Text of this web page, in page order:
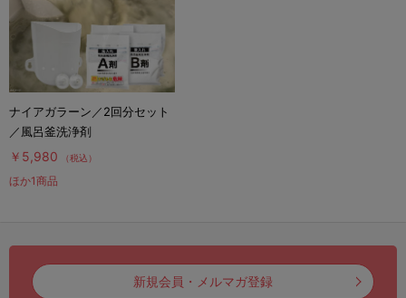
ナイアガラーン／2回分セット
／風呂釜洗浄剤
￥5,980 （税込）
ほか1商品
新規会員・メルマガ登録